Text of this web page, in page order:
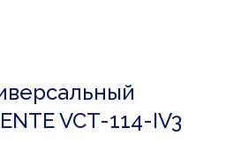
VCT-114-IV3